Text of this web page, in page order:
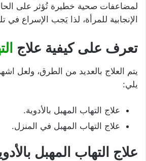
لمضاعفات صحية خطيرة تُؤثر على
الإنجابية للمرأة، لذا يَجب الإسراع في
تعرف على كيفية علاج
يتم العلاج بالعديد من الطرق، ولعل
يلي:
علاج التهاب المهبل بالأدوية.
علاج التهاب المهبل في المنزل.
علاج التهاب المهبل